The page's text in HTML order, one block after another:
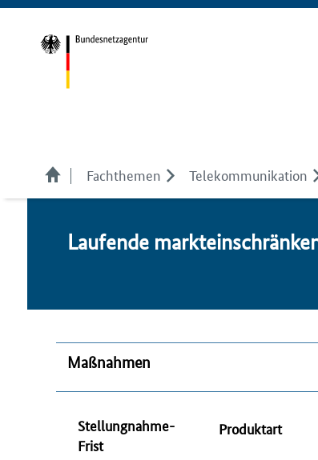
Fachthemen Telekom­munikation
Lau­fen­de
Maßnahmen
Stellungnahme-
Frist
Produktart